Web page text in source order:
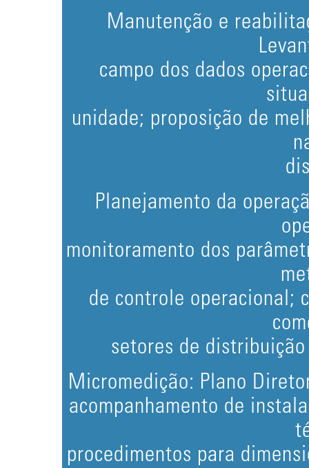
Manutenção e
campo dos dados
unidade; proposição de
Planejamento da
monitoramento dos
de controle operacional;
setores de
Micromedição: Plano
acompanhamento de
procedimentos para